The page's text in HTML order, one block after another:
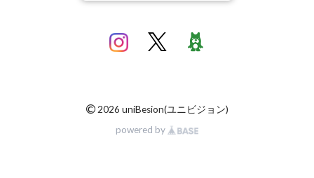
©2026 uniBesion(ユニビジョン)
powered by